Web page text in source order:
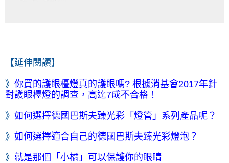
【延伸閱讀】
》 你買的護眼檯燈真的護眼嗎? 根據消基會2017年針
對護眼檯燈的調查，高達7成不合格！
》 如何選擇德國巴斯夫臻光彩「燈管」系列產品呢？
》 如何選擇適合自己的德國巴斯夫臻光彩燈泡？
》 就是那個「小橘」可以保護你的眼睛